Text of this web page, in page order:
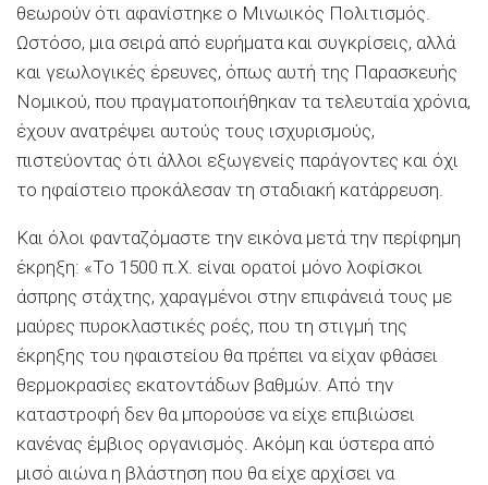
θεωρούν ότι αφανίστηκε ο Μινωικός Πολιτισμός.
Ωστόσο, μια σειρά από ευρήματα και συγκρίσεις, αλλά
και γεωλογικές έρευνες, όπως αυτή της Παρασκευής
Νομικού, που πραγματοποιήθηκαν τα τελευταία χρόνια,
έχουν ανατρέψει αυτούς τους ισχυρισμούς,
πιστεύοντας ότι άλλοι εξωγενείς παράγοντες και όχι
το ηφαίστειο προκάλεσαν τη σταδιακή κατάρρευση.
Και όλοι φανταζόμαστε την εικόνα μετά την περίφημη
έκρηξη: «Το 1500 π.Χ. είναι ορατοί μόνο λοφίσκοι
άσπρης στάχτης, χαραγμένοι στην επιφάνειά τους με
μαύρες πυροκλαστικές ροές, που τη στιγμή της
έκρηξης του ηφαιστείου θα πρέπει να είχαν φθάσει
θερμοκρασίες εκατοντάδων βαθμών. Από την
καταστροφή δεν θα μπορούσε να είχε επιβιώσει
κανένας έμβιος οργανισμός. Ακόμη και ύστερα από
μισό αιώνα η βλάστηση που θα είχε αρχίσει να